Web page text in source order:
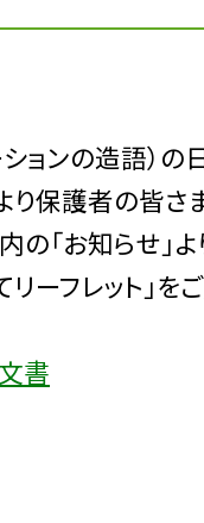
ョンの造語）の
り保護者の皆
「お知らせ」よ
ーフレット」を
書